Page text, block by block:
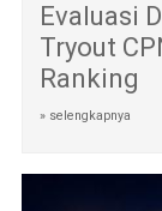
Evaluasi
Tryout
Ranking
» selengkapnya